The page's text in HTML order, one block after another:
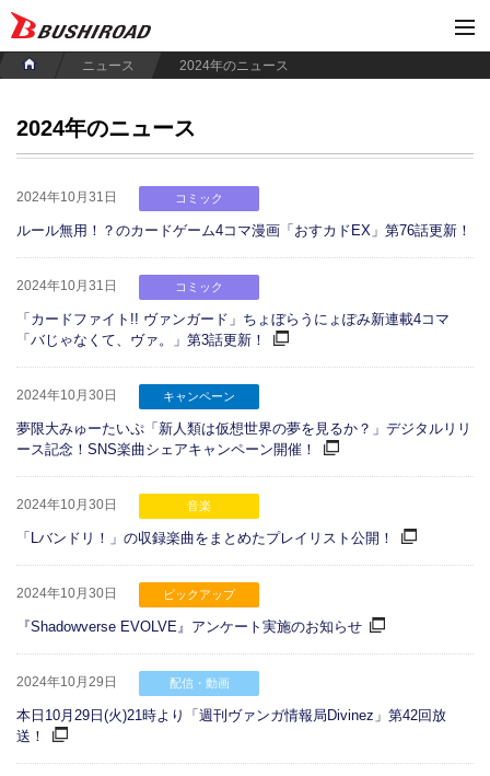
ニュース 2024年のニュース
2024年のニュース
2024年10月31日 コミック
ルール無用！？のカードゲーム4コマ漫画「おすカドEX」第76話更新！
2024年10月31日 コミック
「カードファイト!! ヴァンガード」ちょぼらうにょぽみ新連載4コマ
「バじゃなくて、ヴァ。」第3話更新！
2024年10月30日 キャンペーン
夢限大みゅーたいぷ「新人類は仮想世界の夢を見るか？」デジタルリリ
ース記念！SNS楽曲シェアキャンペーン開催！
2024年10月30日 音楽
「Lバンドリ！」の収録楽曲をまとめたプレイリスト公開！
2024年10月30日 ピックアップ
『Shadowverse EVOLVE』アンケート実施のお知らせ
2024年10月29日 配信・動画
本日10月29日(火)21時より「週刊ヴァンガ情報局Divinez」第42回放
送！